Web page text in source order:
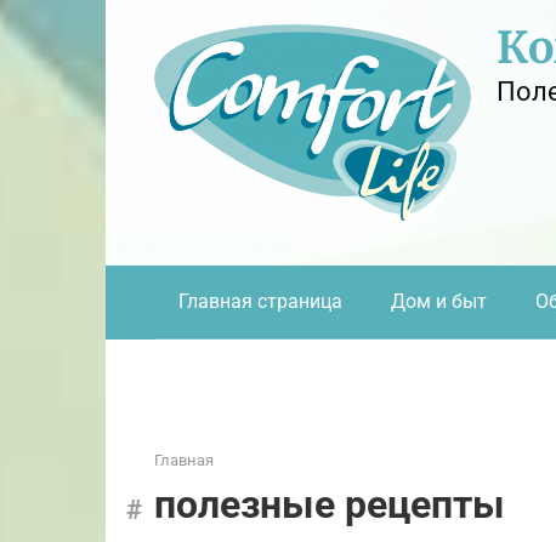
Перейти
контенту
Главная страница Дом и быт
Главная
полезные рецепты